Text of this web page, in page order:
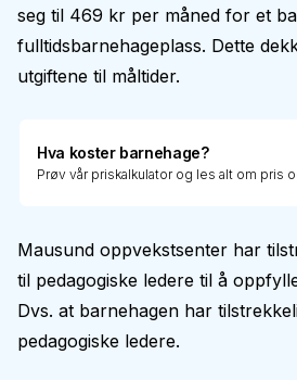
seg til 469 kr per måned for et
fulltidsbarnehageplass. Dette
utgiftene til måltider.
Hva koster barnehage?
Prøv vår priskalkulator og les alt om pris
Mausund oppvekstsenter har
til pedagogiske ledere til å
Dvs. at barnehagen har
pedagogiske ledere.